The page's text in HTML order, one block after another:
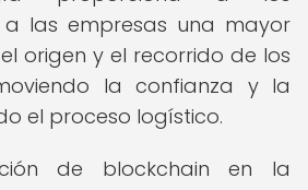
a las empresas una mayor
origen y el recorrido de los
la confianza y la
el proceso logístico.
de blockchain en la